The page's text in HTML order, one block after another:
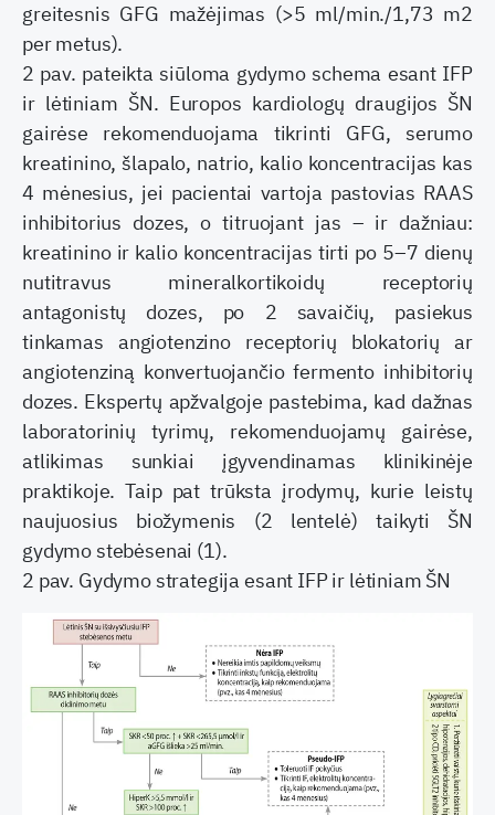
greitesnis GFG mažėjimas (>5 ml/min./1,73 m2
per metus).
2 pav. pateikta siūloma gydymo schema esant IFP
ir lėtiniam ŠN. Europos kardiologų draugijos ŠN
gairėse rekomenduojama tikrinti GFG, serumo
kreatinino, šlapalo, natrio, kalio koncentracijas kas
4 mėnesius, jei pacientai vartoja pastovias RAAS
inhibitorius dozes, o titruojant jas – ir dažniau:
kreatinino ir kalio koncentracijas tirti po 5–7 dienų
nutitravus mineralkortikoidų receptorių
antagonistų dozes, po 2 savaičių, pasiekus
tinkamas angiotenzino receptorių blokatorių ar
angiotenziną konvertuojančio fermento inhibitorių
dozes. Ekspertų apžvalgoje pastebima, kad dažnas
laboratorinių tyrimų, rekomenduojamų gairėse,
atlikimas sunkiai įgyvendinamas klinikinėje
praktikoje. Taip pat trūksta įrodymų, kurie leistų
naujuosius biožymenis (2 lentelė) taikyti ŠN
gydymo stebėsenai (1).
2 pav. Gydymo strategija esant IFP ir lėtiniam ŠN